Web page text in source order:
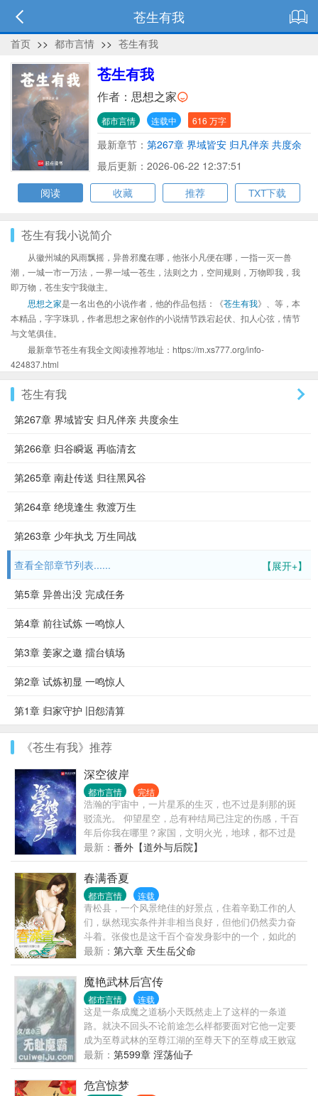
苍生有我
首页 >> 都市言情 >> 苍生有我
苍生有我
作者： 思想之家
都市言情 连载中 616 万字
最新章节： 第267章 界域皆安 归凡伴亲 共度余
生
最后更新：2026-06-22 12:37:51
阅读
收藏 推荐 TXT下载
苍生有我小说简介
从徽州城的风雨飘摇，异兽邪魔在哪，他张小凡便在哪，一指一灭一兽
潮，一城一市一万法，一界一域一苍生，法则之力，空间规则，万物即我，我
即万物，苍生安宁我做主。
思想之家是一名出色的小说作者，他的作品包括：《苍生有我》、等，本
本精品，字字珠玑，作者思想之家创作的小说情节跌宕起伏、扣人心弦，情节
与文笔俱佳。
最新章节苍生有我全文阅读推荐地址：https://m.xs777.org/info-
424837.html
苍生有我
第267章 界域皆安 归凡伴亲 共度余生
第266章 归谷瞬返 再临清玄
第265章 南赴传送 归往黑风谷
第264章 绝境逢生 救渡万生
第263章 少年执戈 万生同战
【展开+】
查看全部章节列表......
第5章 异兽出没 完成任务
第4章 前往试炼 一鸣惊人
第3章 姜家之邀 擂台镇场
第2章 试炼初显 一鸣惊人
第1章 归家守护 旧怨清算
《苍生有我》推荐
深空彼岸
都市言情 完结
浩瀚的宇宙中，一片星系的生灭，也不过是刹那的斑
驳流光。 仰望星空，总有种结局已注定的伤感，千百
年后你我在哪里？家国，文明火光，地球，都不过是
深空中的一粒尘埃。 星空一瞬，人间千年。 虫鸣一世
不过秋，你我一样在争渡。 深空尽头到底有什么？
—————— 书友群见书友圈置顶帖。
最新： 番外【道外与后院】
春满香夏
都市言情 连载
青松县，一个风景绝佳的好景点，住着辛勤工作的人
们，纵然现实条件并非相当良好，但他们仍然卖力奋
斗着。张俊也是这千百个奋发身影中的一个，如此的
平凡，如果没有意外的话，张俊、叶子、莲婶一家人
应该会这样祥和、平静的过完这辈子，但现实让他们
走上另一条不同的路……
最新： 第六章 天生岳父命
魔艳武林后宫传
都市言情 连载
这是一条成魔之道杨小天既然走上了这样的一条道
路。就决不回头不论前途怎么样都要面对它他一定要
成为至尊武林的至尊江湖的至尊天下的至尊成王败寇
成功了他就是名传千古的霸主失败了他就是遗臭万年
的恶魔
最新： 第599章 淫荡仙子
危宫惊梦